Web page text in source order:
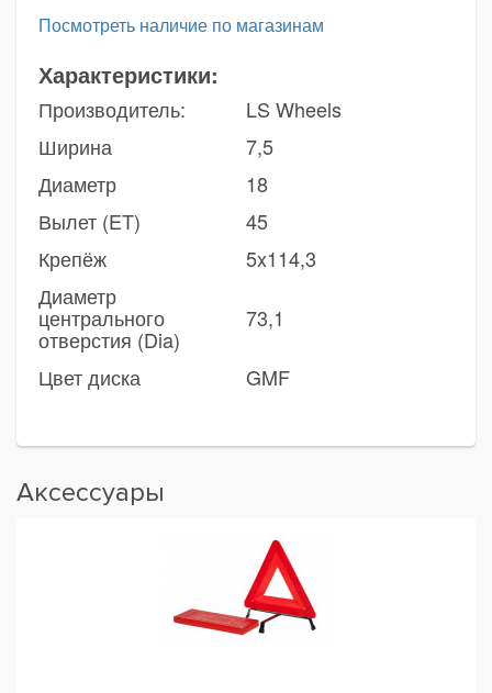
Посмотреть наличие по магазинам
Характеристики:
Производитель:
LS Wheels
Ширина
7,5
Диаметр
18
Вылет (ET)
45
Крепёж
5x114,3
Диаметр
центрального
отверстия (Dia)
73,1
Цвет диска GMF
Аксессуары